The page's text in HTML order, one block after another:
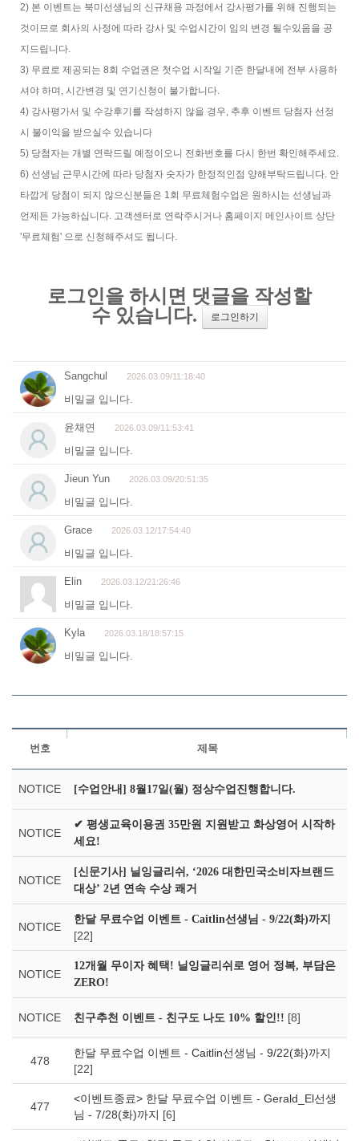
2) 본 이벤트는 북미선생님의 신규채용 과정에서 강사평가를 위해 진행되는
것이므로 회사의 사정에 따라 강사 및 수업시간이 임의 변경 될수있음을 공
지드립니다.
3) 무료로 제공되는 8회 수업권은 첫수업 시작일 기준 한달내에 전부 사용하
셔야 하며, 시간변경 및 연기신청이 불가합니다.
4) 강사평가서 및 수강후기를 작성하지 않을 경우, 추후 이벤트 당첨자 선정
시 불이익을 받으실수 있습니다
5) 당첨자는 개별 연락드릴 예정이오니 전화번호를 다시 한번 확인해주세요.
6) 선생님 근무시간에 따라 당첨자 숫자가 한정적인점 양해부탁드립니다. 안
타깝게 당첨이 되지 않으신분들은 1회 무료체험수업은 원하시는 선생님과
언제든 가능하십니다. 고객센터로 연락주시거나 홈페이지 메인사이트 상단
'무료체험' 으로 신청해주셔도 됩니다.